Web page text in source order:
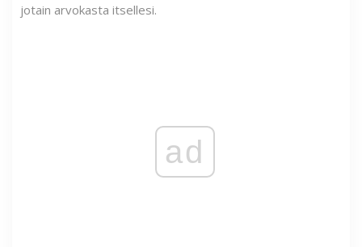
jotain arvokasta itsellesi.
ad